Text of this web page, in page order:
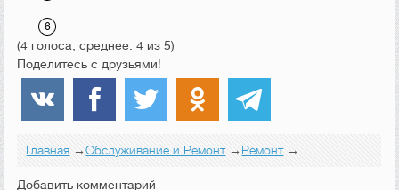
(4 голоса, среднее: 4 из 5)
Поделитесь с друзьями!
Главная →Обслуживание и Ремонт→Ремонт→
Добавить комментарий